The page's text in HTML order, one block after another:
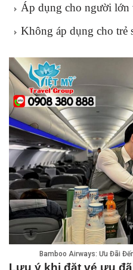
Áp dụng cho người lớn
Không áp dụng cho trẻ
Bamboo Airways: Ưu Đãi
Lưu ý khi đặt vé ưu